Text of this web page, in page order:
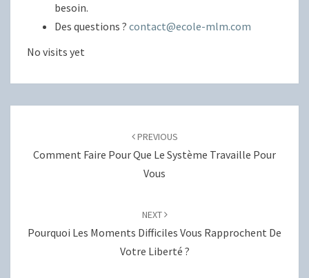
besoin.
Des questions ? contact@ecole-mlm.com
No visits yet
PREVIOUS
Comment Faire Pour Que Le Système Travaille Pour
Vous
NEXT
Pourquoi Les Moments Difficiles Vous Rapprochent De
Votre Liberté ?